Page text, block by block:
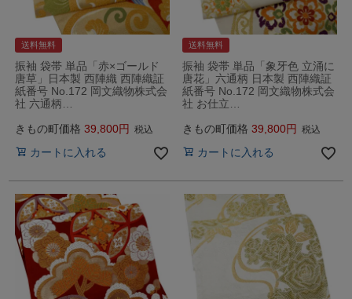
送料無料
振袖 袋帯 単品「赤×ゴールド
唐草」日本製 西陣織 西陣織証
紙番号 No.172 岡文織物株式会
社 六通柄…
きもの町価格 39,800 税込
カートに入れる
送料無料
振袖 袋帯 単品「象牙色 立涌に
唐花」六通柄 日本製 西陣織証
紙番号 No.172 岡文織物株式会
社 お仕立…
きもの町価格 39,800 税込
カートに入れる